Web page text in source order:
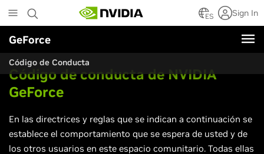
to
main
content
ES Sign In
GeForce
Código de Conducta
Código de conducta de NVIDIA
GeForce
En las directrices y reglas que se indican a continuación se
establece el comportamiento que se espera de usted y de
los otros usuarios en este espacio comunitario. Todas ellas